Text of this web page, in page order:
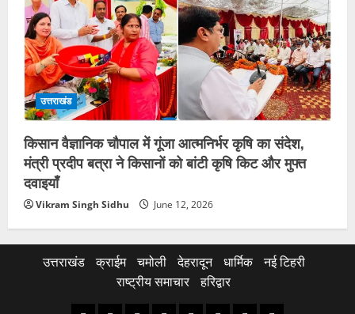
उत्तराखंड
किसान वैज्ञानिक चौपाल में गूंजा आत्मनिर्भर कृषि का संदेश,
मंत्री प्रदीप बत्रा ने किसानों को बांटी कृषि किट और मुफ्त
दवाइयाँ
Vikram Singh Sidhu June 12, 2026
उत्तराखंड क्राईम चमोली देहरादून धार्मिक
नई टिहरी
राष्ट्रीय समाचार
हरिद्वार